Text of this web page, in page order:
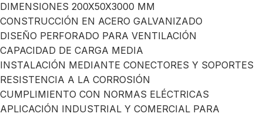
DIMENSIONES 200X50X3000 MM
CONSTRUCCIÓN EN ACERO GALVANIZADO
DISEÑO PERFORADO PARA VENTILACIÓN
CAPACIDAD DE CARGA MEDIA
INSTALACIÓN MEDIANTE CONECTORES Y SOPORTES
RESISTENCIA A LA CORROSIÓN
CUMPLIMIENTO CON NORMAS ELÉCTRICAS
APLICACIÓN INDUSTRIAL Y COMERCIAL PARA